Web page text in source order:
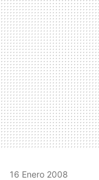
16 Enero 2008